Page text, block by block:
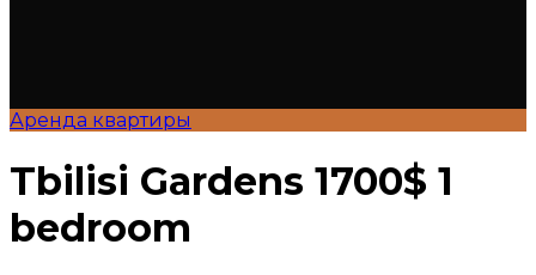
Аренда квартиры
Tbilisi Gardens 1700$ 1
bedroom